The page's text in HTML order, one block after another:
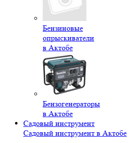
Бензиновые
опрыскиватели
в Актобе
Бензогенераторы
в Актобе
Садовый инструмент
Садовый инструмент в Актобе